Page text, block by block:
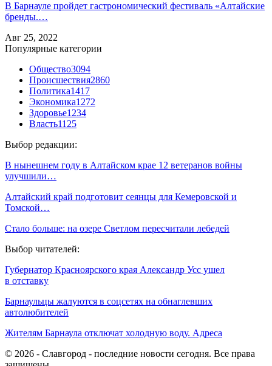
В Барнауле пройдет гастрономический фестиваль «Алтайские
бренды.…
Авг 25, 2022
Популярные категории
Общество3094
Происшествия2860
Политика1417
Экономика1272
Здоровье1234
Власть1125
Выбор редакции:
В нынешнем году в Алтайском крае 12 ветеранов войны
улучшили…
Алтайский край подготовит сеянцы для Кемеровской и
Томской…
Стало больше: на озере Светлом пересчитали лебедей
Выбор читателей:
Губернатор Красноярского края Александр Усс ушел
в отставку
Барнаульцы жалуются в соцсетях на обнаглевших
автолюбителей
Жителям Барнаула отключат холодную воду. Адреса
© 2026 - Славгород - последние новости сегодня. Все права